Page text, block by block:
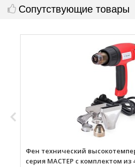
Сопутствующие товары
Фен технический
серия МАСТЕР с комплектом из